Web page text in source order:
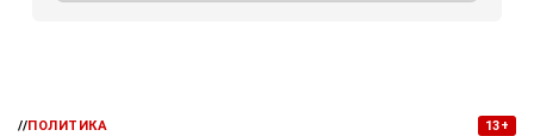
//ПОЛИТИКА 13+